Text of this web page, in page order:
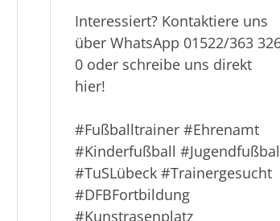
📘 Unterstützung bei DFB-
Fortbildungen
Wir freuen uns auf dich!
Interessiert? Kontaktiere uns
über WhatsApp 01522/363
0 oder schreibe uns direkt
hier!